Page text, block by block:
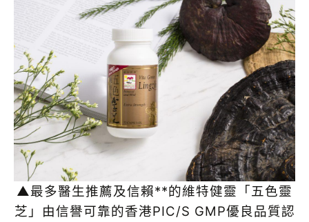
▲最多醫生推薦及信賴**的維特健靈「五色靈
芝」由信譽可靠的香港PIC/S GMP優良品質認